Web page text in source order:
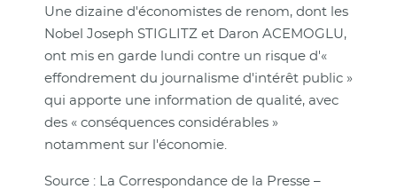
Une dizaine d'économistes de renom, dont les
Nobel Joseph STIGLITZ et Daron ACEMOGLU,
ont mis en garde lundi contre un risque d'«
effondrement du journalisme d'intérêt public »
qui apporte une information de qualité, avec
des « conséquences considérables »
notamment sur l'économie.
Source : La Correspondance de la Presse –